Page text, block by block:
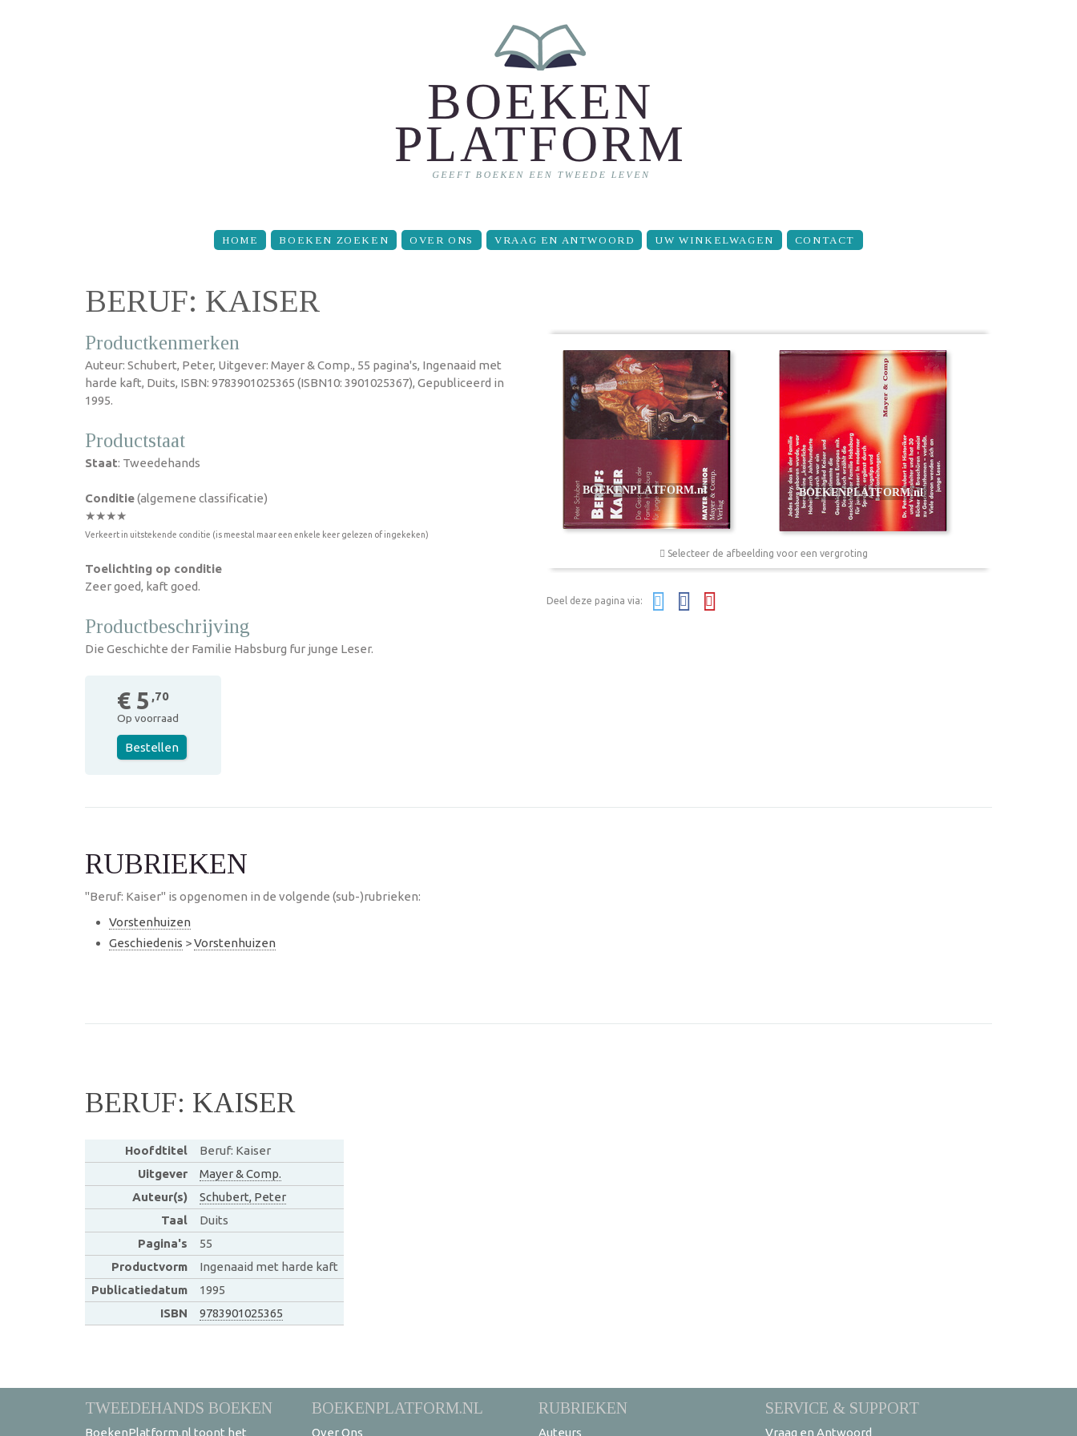
HOME BOEKEN ZOEKEN OVER ONS VRAAG EN ANTWOORD UW WINKELWAGEN CONTACT
BERUF: KAISER
Productkenmerken
Auteur: Schubert, Peter, Uitgever: Mayer & Comp., 55 pagina's, Ingenaaid met
harde kaft, Duits, ISBN: 9783901025365 (ISBN10: 3901025367), Gepubliceerd in
1995.
Productstaat
Staat: Tweedehands
Conditie(algemene classificatie)
★★★★
Verkeert in uitstekende conditie (is meestal maar een enkele keer gelezen of ingekeken)
Toelichting op conditie
Zeer goed, kaft goed.
Productbeschrijving
Die Geschichte der Familie Habsburg fur junge Leser.
€ 5 ,70
Op voorraad
Bestellen
Selecteer de afbeelding voor een vergroting
Deel deze pagina via:
RUBRIEKEN
"Beruf: Kaiser" is opgenomen in de volgende (sub-)rubrieken:
Vorstenhuizen
Geschiedenis >Vorstenhuizen
BERUF: KAISER
Hoofdtitel
Beruf: Kaiser
Uitgever
Mayer & Comp.
Auteur(s)
Schubert, Peter
Taal
Duits
Pagina's
55
Productvorm
Ingenaaid met harde kaft
Publicatiedatum
1995
ISBN
9783901025365
TWEEDEHANDS BOEKEN
BoekenPlatform.nl toont het
BOEKENPLATFORM.NL
Over Ons
RUBRIEKEN
Auteurs
SERVICE & SUPPORT
Vraag en Antwoord